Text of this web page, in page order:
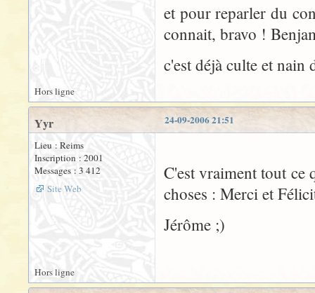
et pour reparler du
connait, bravo !
c'est déjà culte et nain
Hors ligne
24-09-2006 21:51
Yyr
Lieu : Reims
Inscription : 2001
Messages : 3 412
Site Web
C'est vraiment tout ce
choses : Merci et
Jérôme ;)
Hors ligne